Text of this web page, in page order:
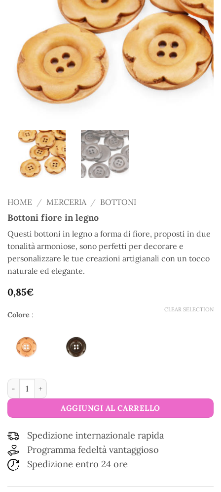
HOME / MERCERIA / BOTTONI
Bottoni fiore in legno
Questi bottoni in legno a forma di fiore, proposti in due
tonalità armoniose, sono perfetti per decorare e
personalizzare le tue creazioni artigianali con un tocco
naturale ed elegante.
0,85€
Colore :
CLEAR SELECTION
Bottoni fiore in legno quantità
AGGIUNGI AL CARRELLO
Spedizione internazionale rapida
Programma fedeltà vantaggioso
Spedizione entro 24 ore